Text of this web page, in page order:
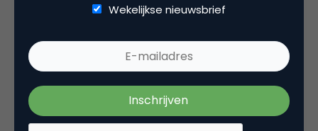
wijziging moet resulteren in hogere relevantie.
Er komen uiteraard verschillende technieken bij
kijken om ongestructureerde data te kunnen
analyseren en hier zijn zowel slimme algoritmes als
menselijk inzicht voor nodig. Jens: “Gelukkig zijn bij
ons niet alleen de algoritmes zelflerend, maar ook
Wekelijkse nieuwsbrief